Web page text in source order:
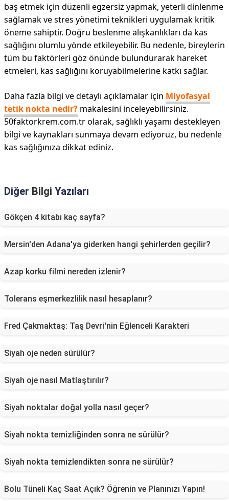
baş etmek için düzenli egzersiz yapmak, yeterli dinlenme
sağlamak ve stres yönetimi teknikleri uygulamak kritik
öneme sahiptir. Doğru beslenme alışkanlıkları da kas
sağlığını olumlu yönde etkileyebilir. Bu nedenle, bireylerin
tüm bu faktörleri göz önünde bulundurarak hareket
etmeleri, kas sağlığını koruyabilmelerine katkı sağlar.
Daha fazla bilgi ve detaylı açıklamalar için Miyofasyal
tetik nokta nedir? makalesini inceleyebilirsiniz.
50faktorkrem.com.tr olarak, sağlıklı yaşamı destekleyen
bilgi ve kaynakları sunmaya devam ediyoruz, bu nedenle
kas sağlığınıza dikkat ediniz.
Diğer Bilgi Yazıları
Gökçen 4 kitabı kaç sayfa?
Mersin'den Adana'ya giderken hangi şehirlerden geçilir?
Azap korku filmi nereden izlenir?
Tolerans eşmerkezlilik nasıl hesaplanır?
Fred Çakmaktaş: Taş Devri'nin Eğlenceli Karakteri
Siyah oje neden sürülür?
Siyah oje nasıl Matlaştırılır?
Siyah noktalar doğal yolla nasıl geçer?
Siyah nokta temizliğinden sonra ne sürülür?
Siyah nokta temizlendikten sonra ne sürülür?
Bolu Tüneli Kaç Saat Açık? Öğrenin ve Planınızı Yapın!